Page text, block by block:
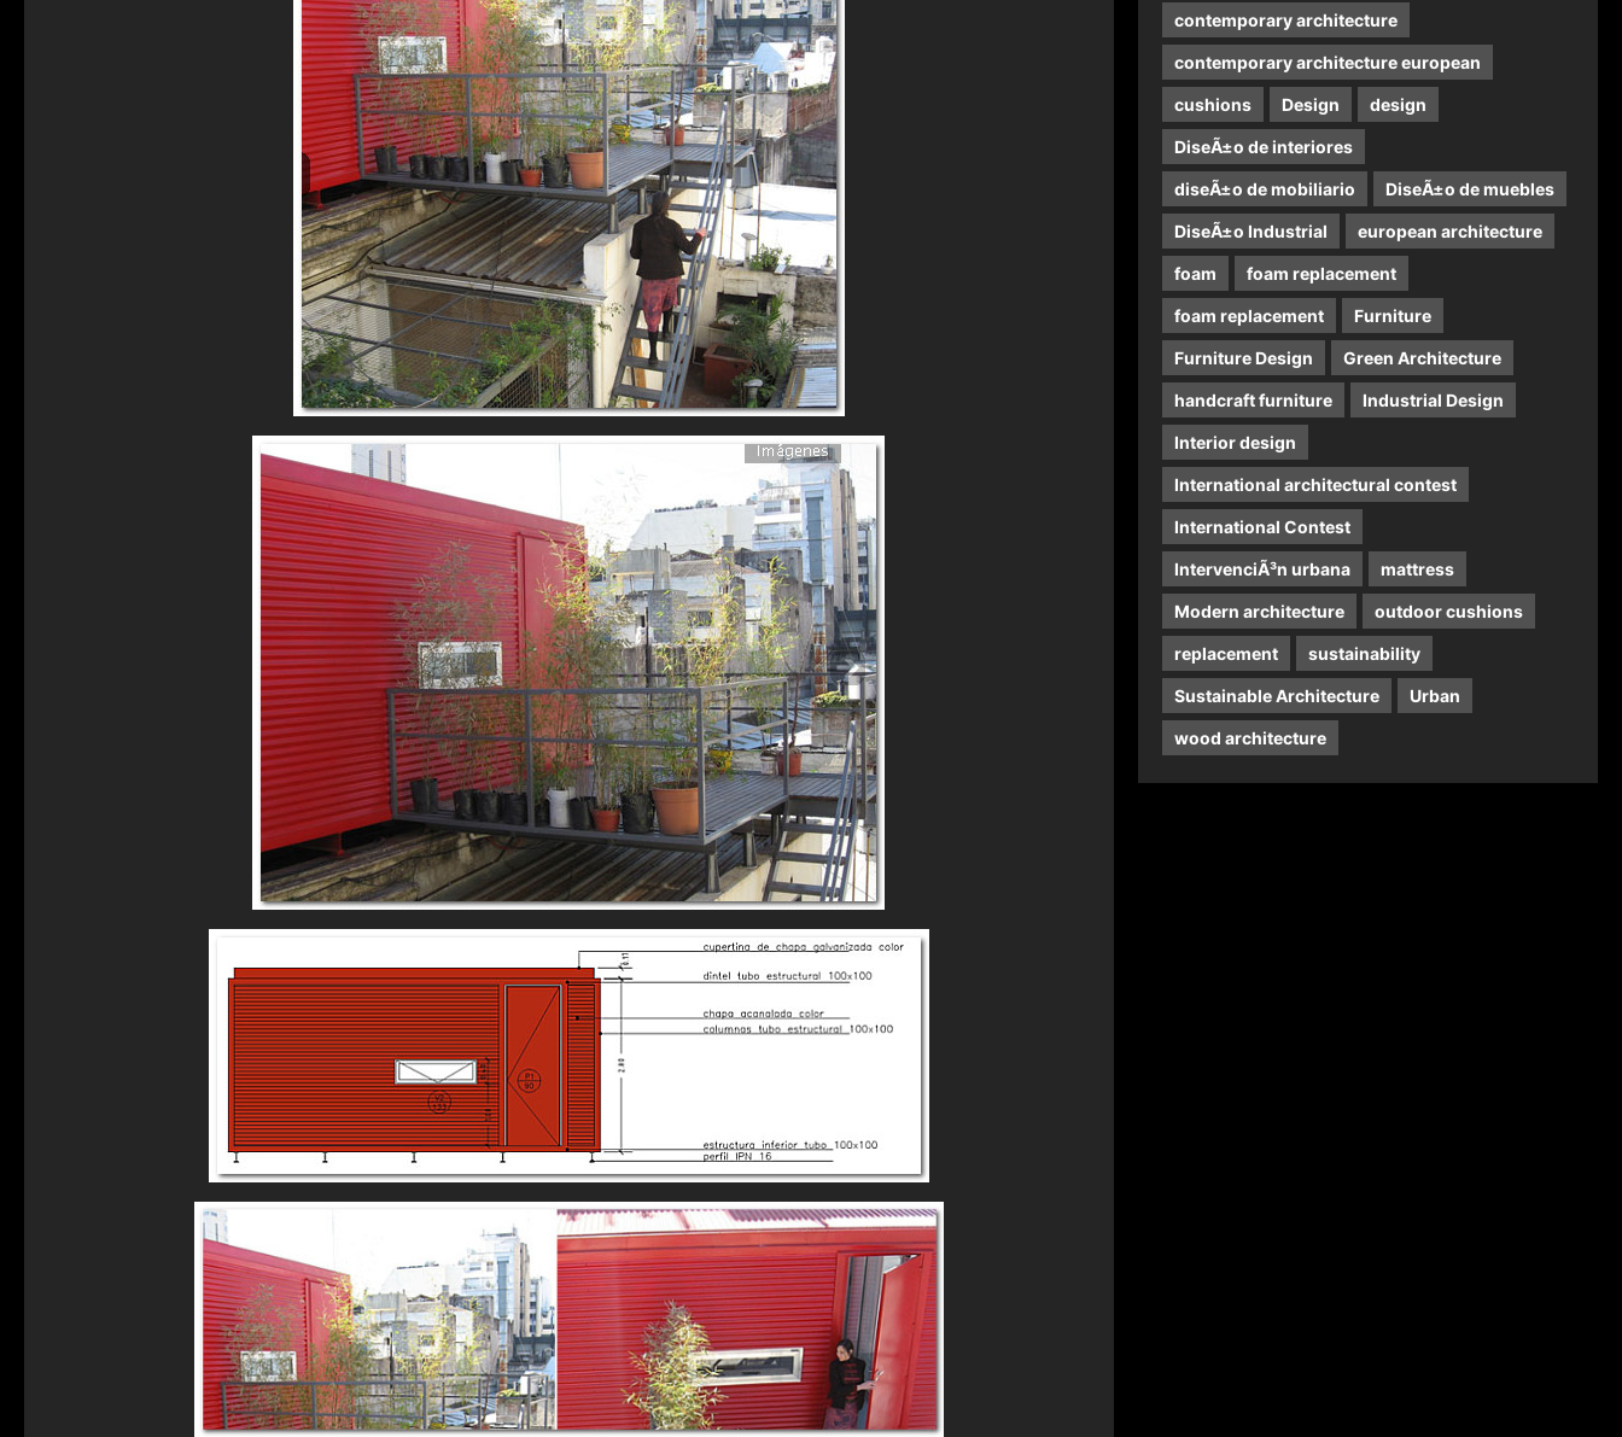
contemporary architecture
contemporary architecture european
cushions Design design
DiseÃ±o de interiores
diseÃ±o de mobiliario DiseÃ±o de muebles
DiseÃ±o Industrial european architecture
foam foam replacement
foam replacement Furniture
Furniture Design Green Architecture
handcraft furniture Industrial Design
Interior design
International architectural contest
International Contest
IntervenciÃ³n urbana mattress
Modern architecture outdoor cushions
replacement sustainability
Sustainable Architecture Urban
wood architecture